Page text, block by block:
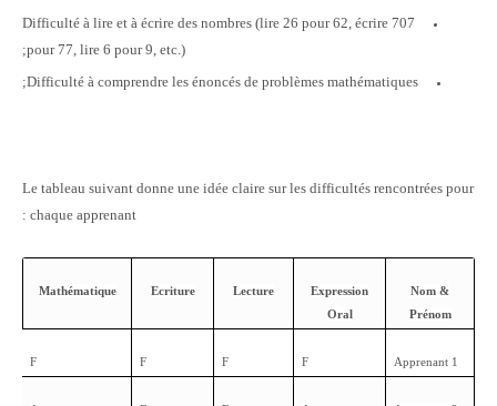
Difficulté à lire et à écrire des nombres (lire 26 pour 62, écrire 707
pour 77, lire 6 pour 9, etc.);
Difficulté à comprendre les énoncés de problèmes mathématiques;
Le tableau suivant donne une idée claire sur les difficultés rencontrées pour
chaque apprenant :
Nom &
Prénom
Expression
Oral
Lecture
Ecriture
Mathématique
Apprenant 1
F
F
F
F